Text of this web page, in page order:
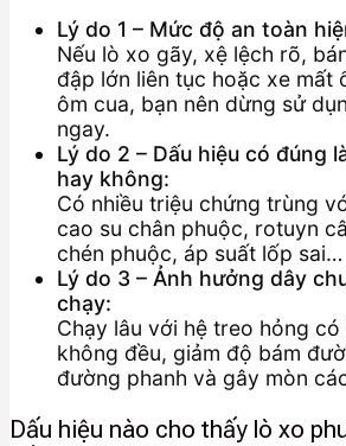
Lý do 1 – Mức độ an toàn
Nếu lò xo gãy, xệ lệch rõ,
đập lớn liên tục hoặc xe mất
ôm cua, bạn nên dừng sử
ngay.
Lý do 2 – Dấu hiệu có đúng
hay không:
Có nhiều triệu chứng trùng
cao su chân phuộc, rotuyn
chén phuộc, áp suất lốp sai…
Lý do 3 – Ảnh hưởng dây
chạy:
Chạy lâu với hệ treo hỏng
không đều, giảm độ bám
đường phanh và gây mòn
Dấu hiệu nào cho thấy lò xo